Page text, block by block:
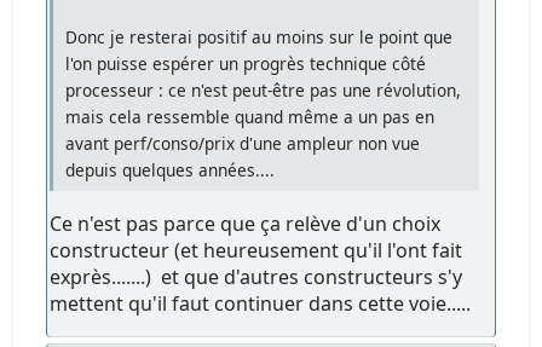
Donc je resterai positif au moins sur le point que
l'on puisse espérer un progrès technique côté
processeur : ce n'est peut-être pas une révolution,
mais cela ressemble quand même a un pas en
avant perf/conso/prix d'une ampleur non vue
depuis quelques années....
Ce n'est pas parce que ça relève d'un choix
constructeur (et heureusement qu'il l'ont fait
exprès.......) et que d'autres constructeurs s'y
mettent qu'il faut continuer dans cette voie.....